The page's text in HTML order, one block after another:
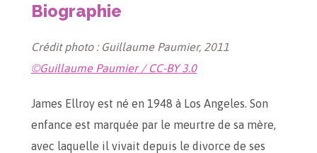
Biographie
Crédit photo : Guillaume Paumier, 2011
©Guillaume Paumier / CC-BY 3.0
James Ellroy est né en 1948 à Los Angeles. Son
enfance est marquée par le meurtre de sa mère,
avec laquelle il vivait depuis le divorce de ses